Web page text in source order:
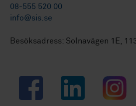
08-555 520 00
info@sis.se
Besöksadress: Solnavägen 1E,
Facebook LinkedIn Instagram